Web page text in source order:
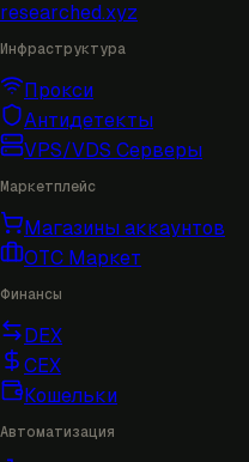
researched.xyz
Инфраструктура
Прокси
Антидетекты
VPS/VDS Серверы
Маркетплейс
Магазины аккаунтов
OTC Маркет
Финансы
DEX
CEX
Кошельки
Автоматизация